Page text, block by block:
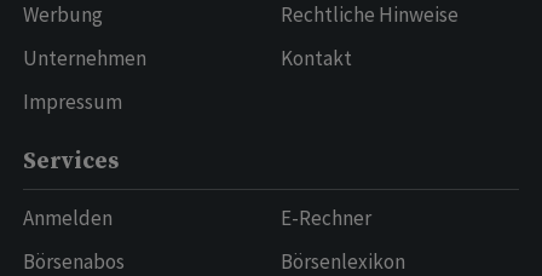
Werbung
Unternehmen
Impressum
Rechtliche Hinweise
Kontakt
Services
Anmelden
Börsenabos
E-Rechner
Börsenlexikon